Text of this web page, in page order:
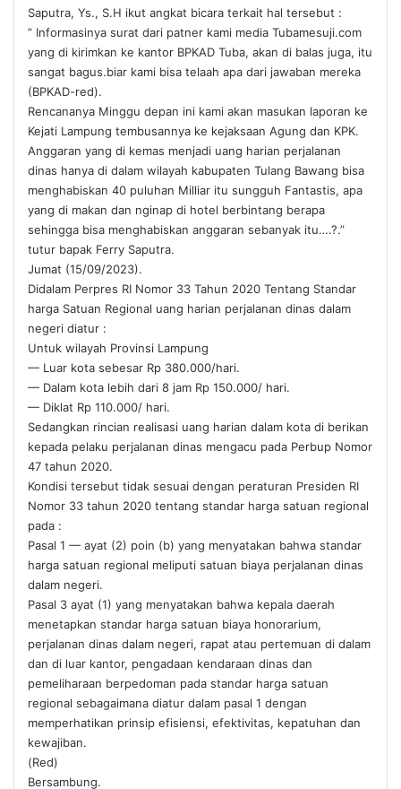
Saputra, Ys., S.H ikut angkat bicara terkait hal tersebut :
” Informasinya surat dari patner kami media Tubamesuji.com
yang di kirimkan ke kantor BPKAD Tuba, akan di balas juga, itu
sangat bagus.biar kami bisa telaah apa dari jawaban mereka
(BPKAD-red).
Rencananya Minggu depan ini kami akan masukan laporan ke
Kejati Lampung tembusannya ke kejaksaan Agung dan KPK.
Anggaran yang di kemas menjadi uang harian perjalanan
dinas hanya di dalam wilayah kabupaten Tulang Bawang bisa
menghabiskan 40 puluhan Milliar itu sungguh Fantastis, apa
yang di makan dan nginap di hotel berbintang berapa
sehingga bisa menghabiskan anggaran sebanyak itu….?.”
tutur bapak Ferry Saputra.
Jumat (15/09/2023).
Didalam Perpres RI Nomor 33 Tahun 2020 Tentang Standar
harga Satuan Regional uang harian perjalanan dinas dalam
negeri diatur :
Untuk wilayah Provinsi Lampung
— Luar kota sebesar Rp 380.000/hari.
— Dalam kota lebih dari 8 jam Rp 150.000/ hari.
— Diklat Rp 110.000/ hari.
Sedangkan rincian realisasi uang harian dalam kota di berikan
kepada pelaku perjalanan dinas mengacu pada Perbup Nomor
47 tahun 2020.
Kondisi tersebut tidak sesuai dengan peraturan Presiden RI
Nomor 33 tahun 2020 tentang standar harga satuan regional
pada :
Pasal 1 — ayat (2) poin (b) yang menyatakan bahwa standar
harga satuan regional meliputi satuan biaya perjalanan dinas
dalam negeri.
Pasal 3 ayat (1) yang menyatakan bahwa kepala daerah
menetapkan standar harga satuan biaya honorarium,
perjalanan dinas dalam negeri, rapat atau pertemuan di dalam
dan di luar kantor, pengadaan kendaraan dinas dan
pemeliharaan berpedoman pada standar harga satuan
regional sebagaimana diatur dalam pasal 1 dengan
memperhatikan prinsip efisiensi, efektivitas, kepatuhan dan
kewajiban.
(Red)
Bersambung.